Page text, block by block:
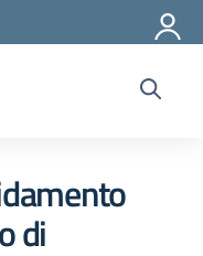
di